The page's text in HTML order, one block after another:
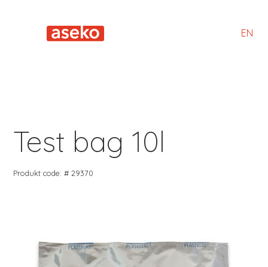
EN
Test bag 10l
Produkt code: # 29370